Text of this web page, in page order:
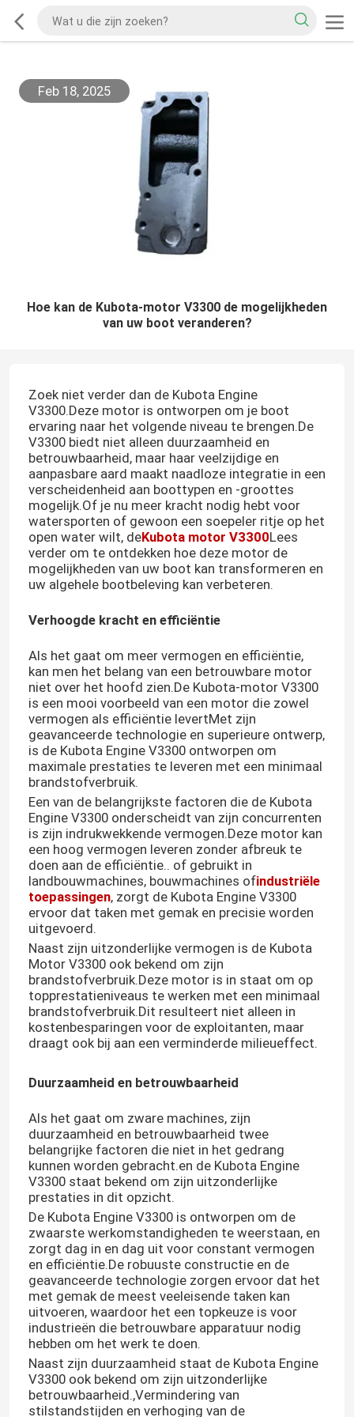
Feb 18, 2025
Hoe kan de Kubota-motor V3300 de mogelijkheden
van uw boot veranderen?
Zoek niet verder dan de Kubota Engine
V3300.Deze motor is ontworpen om je boot
ervaring naar het volgende niveau te brengen.De
V3300 biedt niet alleen duurzaamheid en
betrouwbaarheid, maar haar veelzijdige en
aanpasbare aard maakt naadloze integratie in een
verscheidenheid aan boottypen en -groottes
mogelijk.Of je nu meer kracht nodig hebt voor
watersporten of gewoon een soepeler ritje op het
open water wilt, deKubota motor V3300Lees
verder om te ontdekken hoe deze motor de
mogelijkheden van uw boot kan transformeren en
uw algehele bootbeleving kan verbeteren.
Verhoogde kracht en efficiëntie
Als het gaat om meer vermogen en efficiëntie,
kan men het belang van een betrouwbare motor
niet over het hoofd zien.De Kubota-motor V3300
is een mooi voorbeeld van een motor die zowel
vermogen als efficiëntie levertMet zijn
geavanceerde technologie en superieure ontwerp,
is de Kubota Engine V3300 ontworpen om
maximale prestaties te leveren met een minimaal
brandstofverbruik.
Een van de belangrijkste factoren die de Kubota
Engine V3300 onderscheidt van zijn concurrenten
is zijn indrukwekkende vermogen.Deze motor kan
een hoog vermogen leveren zonder afbreuk te
doen aan de efficiëntie.. of gebruikt in
landbouwmachines, bouwmachines ofindustriële
toepassingen, zorgt de Kubota Engine V3300
ervoor dat taken met gemak en precisie worden
uitgevoerd.
Naast zijn uitzonderlijke vermogen is de Kubota
Motor V3300 ook bekend om zijn
brandstofverbruik.Deze motor is in staat om op
topprestatieniveaus te werken met een minimaal
brandstofverbruik.Dit resulteert niet alleen in
kostenbesparingen voor de exploitanten, maar
draagt ook bij aan een verminderde milieueffect.
Duurzaamheid en betrouwbaarheid
Als het gaat om zware machines, zijn
duurzaamheid en betrouwbaarheid twee
belangrijke factoren die niet in het gedrang
kunnen worden gebracht.en de Kubota Engine
V3300 staat bekend om zijn uitzonderlijke
prestaties in dit opzicht.
De Kubota Engine V3300 is ontworpen om de
zwaarste werkomstandigheden te weerstaan, en
zorgt dag in en dag uit voor constant vermogen
en efficiëntie.De robuuste constructie en de
geavanceerde technologie zorgen ervoor dat het
met gemak de meest veeleisende taken kan
uitvoeren, waardoor het een topkeuze is voor
industrieën die betrouwbare apparatuur nodig
hebben om het werk te doen.
Naast zijn duurzaamheid staat de Kubota Engine
V3300 ook bekend om zijn uitzonderlijke
betrouwbaarheid.,Vermindering van
stilstandstijden en verhoging van de